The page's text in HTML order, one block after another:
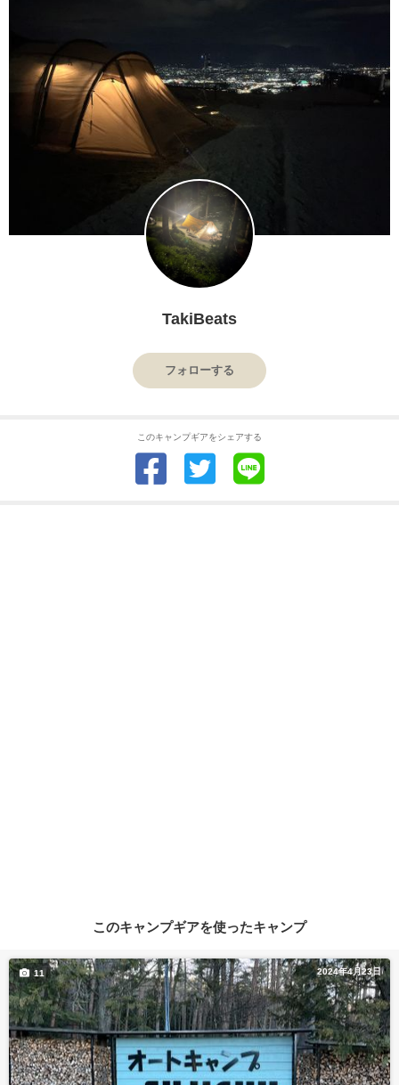
TakiBeats
フォローする
このキャンプギアをシェアする
このキャンプギアを使ったキャンプ
2024年4月23日
11